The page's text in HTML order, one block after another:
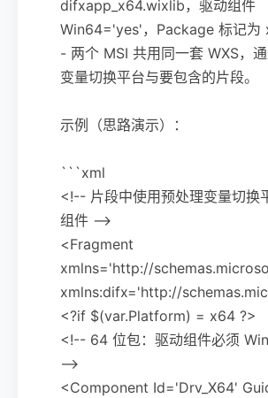
difxapp_x64.wixlib，驱动组件
Win64='yes'，Package 标记为
- 两个 MSI 共用同一套 WXS，
变量切换平台与要包含的片段。
示例（思路演示）：
```xml
<!-- 片段中使用预处理变量切换
组件 -->
<Fragment
xmlns='http://
xmlns:difx='http://
<?if $(var.Platform) = x64 ?>
<!-- 64 位包：驱动组件必须
-->
<Component Id='Drv_X64'